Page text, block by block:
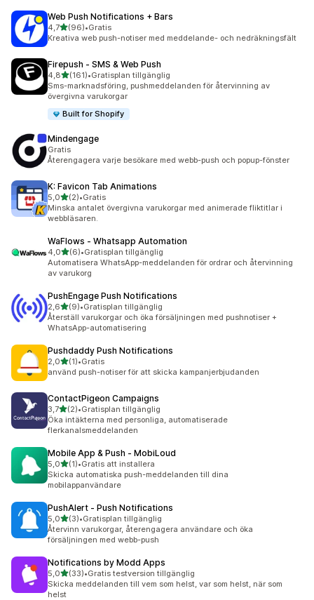
Web Push Notifications + Bars
4,7av 5 stjärnor
(96)
96 recensioner totalt
•Gratis
Kreativa web push-notiser med meddelande- och nedräkningsfält
Firepush ‑ SMS & Web Push
4,8av 5 stjärnor
(161)
161 recensioner totalt
•Gratisplan tillgänglig
Sms-marknadsföring, pushmeddelanden för återvinning av
övergivna varukorgar
Built for Shopify
Mindengage
Gratis
Återengagera varje besökare med webb-push och popup-fönster
K: Favicon Tab Animations
5,0av 5 stjärnor
(2)
2 recensioner totalt
•Gratis
Minska antalet övergivna varukorgar med animerade fliktitlar i
webbläsaren.
WaFlows ‑ Whatsapp Automation
4,0av 5 stjärnor
(6)
6 recensioner totalt
•Gratisplan tillgänglig
Automatisera WhatsApp-meddelanden för ordrar och återvinning
av varukorg
PushEngage Push Notifications
2,6av 5 stjärnor
(9)
9 recensioner totalt
•Gratisplan tillgänglig
Återställ varukorgar och öka försäljningen med pushnotiser +
WhatsApp-automatisering
Pushdaddy Push Notifications
2,0av 5 stjärnor
(1)
1 recensioner totalt
•Gratis
använd push-notiser för att skicka kampanjerbjudanden
ContactPigeon Campaigns
3,7av 5 stjärnor
(2)
2 recensioner totalt
•Gratisplan tillgänglig
Öka intäkterna med personliga, automatiserade
flerkanalsmeddelanden
Mobile App & Push ‑ MobiLoud
5,0av 5 stjärnor
(1)
1 recensioner totalt
•Gratis att installera
Skicka automatiska push-meddelanden till dina
mobilappanvändare
PushAlert ‑ Push Notifications
5,0av 5 stjärnor
(3)
3 recensioner totalt
•Gratisplan tillgänglig
Återvinn varukorgar, återengagera användare och öka
försäljningen med webb-push
Notifications by Modd Apps
5,0av 5 stjärnor
(33)
33 recensioner totalt
•Gratis testversion tillgänglig
Skicka meddelanden till vem som helst, var som helst, när som
helst